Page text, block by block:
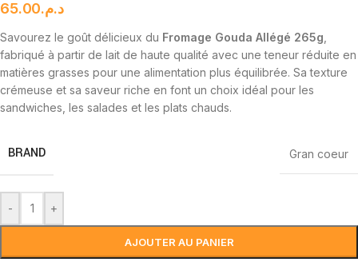
د.م.65.00
Savourez le goût délicieux du Fromage Gouda Allégé 265g
fabriqué à partir de lait de haute qualité avec une teneur réduite en
matières grasses pour une alimentation plus équilibrée. Sa texture
crémeuse et sa saveur riche en font un choix idéal pour les
sandwiches, les salades et les plats chauds.
BRAND Gran coeur
- +
AJOUTER AU PANIER